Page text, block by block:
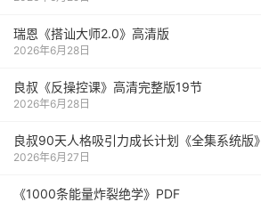
瑞恩《搭讪大师2.0》高清版
2026年6月28日
良叔《反操控课》高清完整版19节
2026年6月28日
良叔90天人格吸引力成长计划《全集系统版》
2026年6月27日
《1000‮能条‬‎量‮裂炸‬‎绝学》PDF